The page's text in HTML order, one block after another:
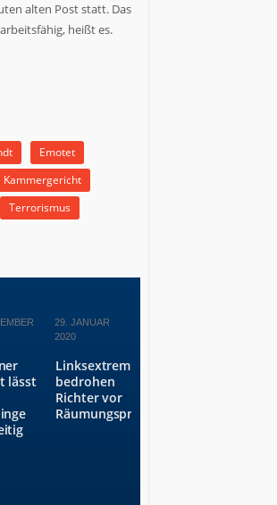
alten Post statt. Das
heißt es.
Emotet
Kammergericht
Terrorismus
lässt
29. JANUAR
2020
Linksextremisten
bedrohen
Richter vor
Räumungsprozess